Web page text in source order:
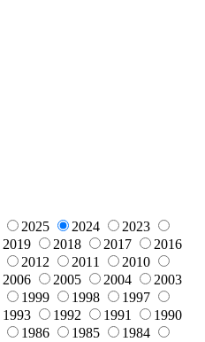
2025 2024
2023
2019 2018 2017
2016
2012 2011
2010
2006 2005 2004
2003
1999 1998
1997
1993 1992 1991
1990
1986 1985
1984